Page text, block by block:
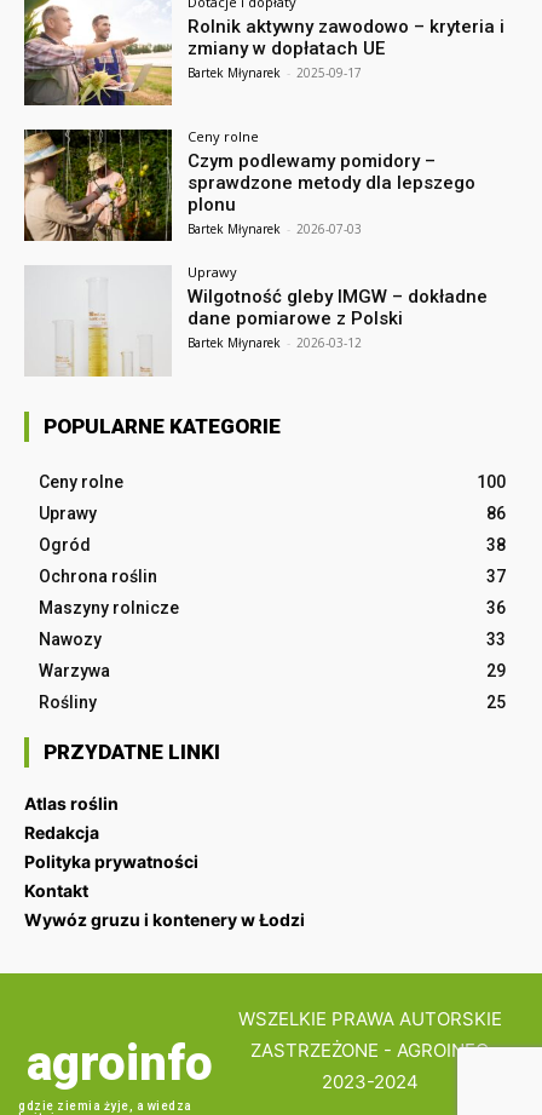
Rolnik aktywny zawodowo – kryteria i
zmiany w dopłatach UE
Bartek Młynarek - 2025-09-17
Ceny rolne
Czym podlewamy pomidory –
sprawdzone metody dla lepszego
plonu
Bartek Młynarek - 2026-07-03
Uprawy
Wilgotność gleby IMGW – dokładne
dane pomiarowe z Polski
Bartek Młynarek - 2026-03-12
POPULARNE KATEGORIE
Ceny rolne
100
Uprawy
86
Ogród
38
Ochrona roślin
37
Maszyny rolnicze
36
Nawozy
33
Warzywa
29
Rośliny
25
PRZYDATNE LINKI
Atlas roślin
Redakcja
Polityka prywatności
Kontakt
Wywóz gruzu i kontenery w Łodzi
agroinfo
gdzie ziemia żyje, a wiedza
WSZELKIE PRAWA AUTORSKIE
ZASTRZEŻONE - AGROINFO
2023-2024